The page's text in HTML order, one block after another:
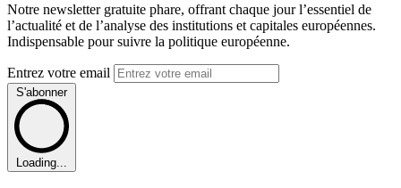
Notre newsletter gratuite phare, offrant chaque jour l’essentiel de
l’actualité et de l’analyse des institutions et capitales européennes.
Indispensable pour suivre la politique européenne.
Entrez votre email
S'abonner
Loading...